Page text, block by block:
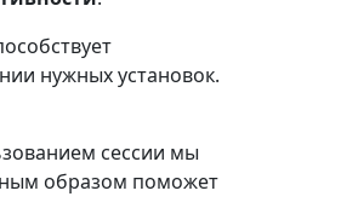
нужных установок.
сессии мы
образом поможет